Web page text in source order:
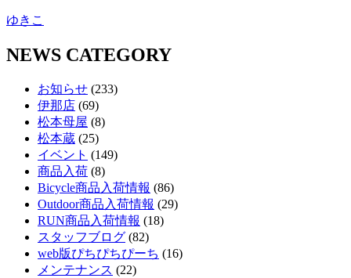
ゆきこ
NEWS CATEGORY
お知らせ (233)
伊那店 (69)
松本母屋 (8)
松本蔵 (25)
イベント (149)
商品入荷 (8)
Bicycle商品入荷情報 (86)
Outdoor商品入荷情報 (29)
RUN商品入荷情報 (18)
スタッフブログ (82)
web版ぴちぴちぴーち (16)
メンテナンス (22)